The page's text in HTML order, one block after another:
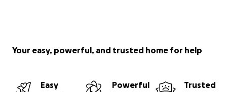
Your easy, powerful, and trusted home for help
Easy
Powerful
Trusted